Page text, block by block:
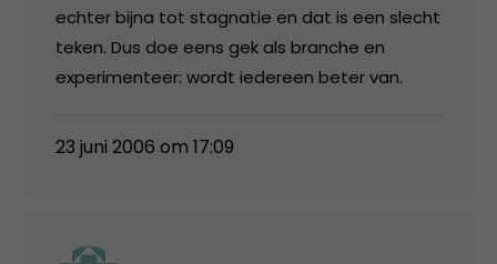
echter bijna tot stagnatie en dat is een slecht
teken. Dus doe eens gek als branche en
experimenteer: wordt iedereen beter van.
23 juni 2006 om 17:09